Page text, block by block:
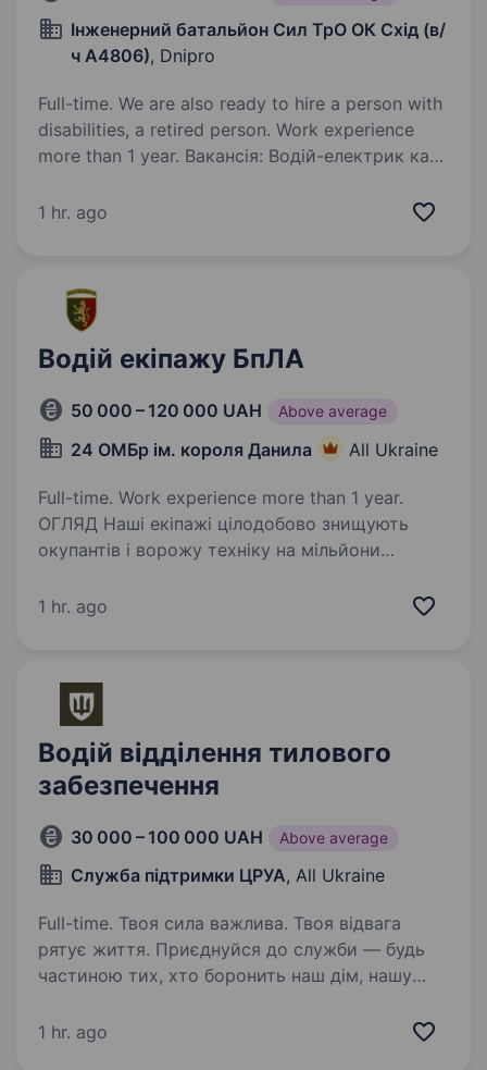
Інженерний батальйон Сил ТрО ОК Схід (в/
ч А4806), Dnipro
Full-time. We are also ready to hire a person with
disabilities, a retired person. Work experience
more than 1 year. Вакансія: Водій-електрик кат.
Дніпро.(передмістя) Опис вакансії: Компанія
військова служба…
1 hr. ago
Водій екіпажу БпЛА
50 000 – 120 000 UAH Above average
24 ОМБр ім. короля Данила All Ukraine
Full-time. Work experience more than 1 year.
ОГЛЯД Наші екіпажі цілодобово знищують
окупантів і ворожу техніку на мільйони
доставляти їх на роботу і підтримувати
1 hr. ago
Водій відділення тилового
забезпечення
30 000 – 100 000 UAH Above average
Служба підтримки ЦРУА, All Ukraine
Full-time. Твоя сила важлива. Твоя відвага
рятує життя. Приєднуйся до служби — будь
частиною тих, хто боронить наш дім, нашу
запросити до команди водія Обов’язки
1 hr. ago